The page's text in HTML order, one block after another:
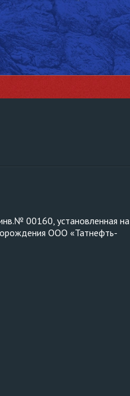
00160, установленная на
ООО «Татнефть-